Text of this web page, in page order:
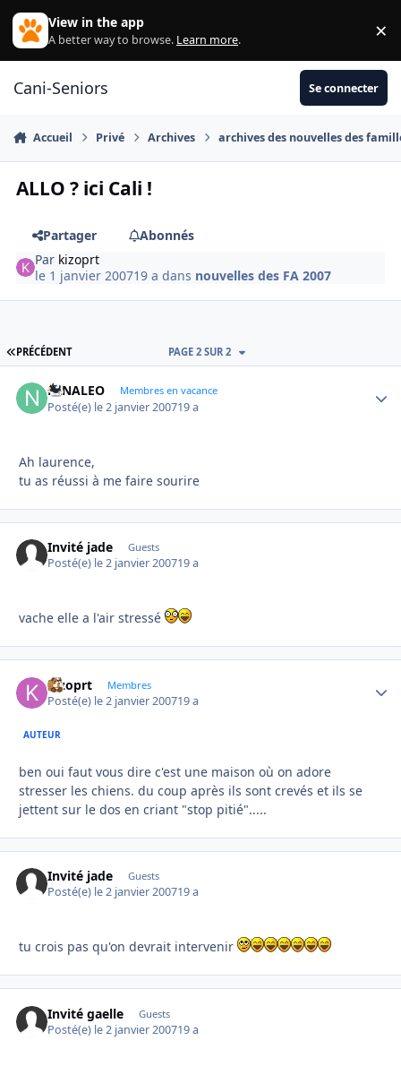
Aller au contenu
View in the app
A better way to browse. Learn more. ×
Cani-Seniors Se connecter
Accueil Privé Archives archives des nouvelles des
ALLO ? ici Cali !
Partager
Abonnés
Par kizoprt
le 1 janvier 200719 a dans nouvelles des FA 2007
PREMIÈRE PAGE
PRÉCÉDENT PAGE 2 SUR 2
NINALEO Membres en vacance
Posté(e) le 2 janvier 200719 a
Ah laurence,
tu as réussi à me faire sourire
Invité jade Guests
Posté(e) le 2 janvier 200719 a
vache elle a l'air stressé
kizoprt Membres
Posté(e) le 2 janvier 200719 a
AUTEUR
ben oui faut vous dire c'est une maison où on adore
stresser les chiens. du coup après ils sont crevés et ils se
jettent sur le dos en criant "stop pitié".....
Invité jade Guests
Posté(e) le 2 janvier 200719 a
tu crois pas qu'on devrait intervenir
Invité gaelle Guests
Posté(e) le 2 janvier 200719 a